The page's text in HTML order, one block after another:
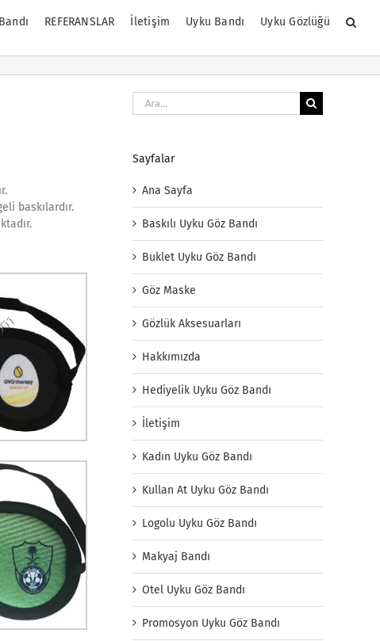
REFERANSLAR İletişim Uyku Bandı Uyku Gözlüğü
baskılardır.
Ara:
Sayfalar
Ana Sayfa
Baskılı Uyku Göz Bandı
Buklet Uyku Göz Bandı
Göz Maske
Gözlük Aksesuarları
Hakkımızda
Hediyelik Uyku Göz Bandı
İletişim
Kadın Uyku Göz Bandı
Kullan At Uyku Göz Bandı
Logolu Uyku Göz Bandı
Makyaj Bandı
Otel Uyku Göz Bandı
Promosyon Uyku Göz Bandı